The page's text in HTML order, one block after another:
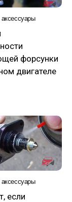
форсунки
двигателе
если